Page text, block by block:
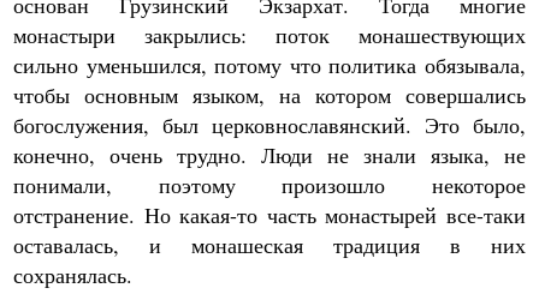
монастыри закрылись: поток монашествующих
сильно уменьшился, потому что политика обязывала,
чтобы основным языком, на котором совершались
богослужения, был церковнославянский. Это было,
конечно, очень трудно. Люди не знали языка, не
понимали, поэтому произошло некоторое
отстранение. Но какая-то часть монастырей все-таки
оставалась, и монашеская традиция в них
сохранялась.